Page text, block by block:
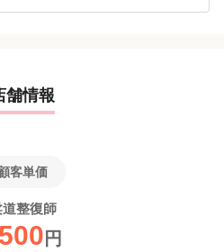
、治療家を志していて、どこで働
してくれる会社を探してくださ
社はそんな会社です。私たち治療
に変え、人のつらさを喜びに変え
舗情報
客単価
道整復師
円